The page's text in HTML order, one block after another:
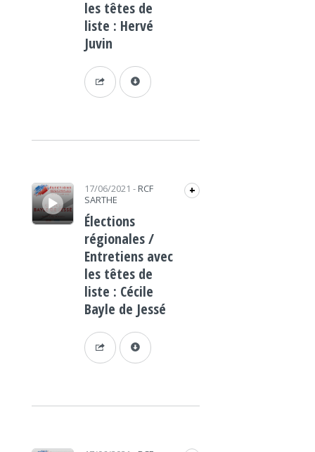
les têtes de
liste : Hervé
Juvin
Lecteur audio 17/06/2021 - RCF
SARTHE
+
Élections
régionales /
Entretiens avec
les têtes de
liste : Cécile
Bayle de Jessé
Lecteur audio